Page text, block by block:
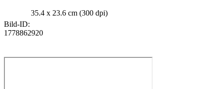
35.4 x 23.6 cm (300 dpi)
Bild-ID:
1778862920